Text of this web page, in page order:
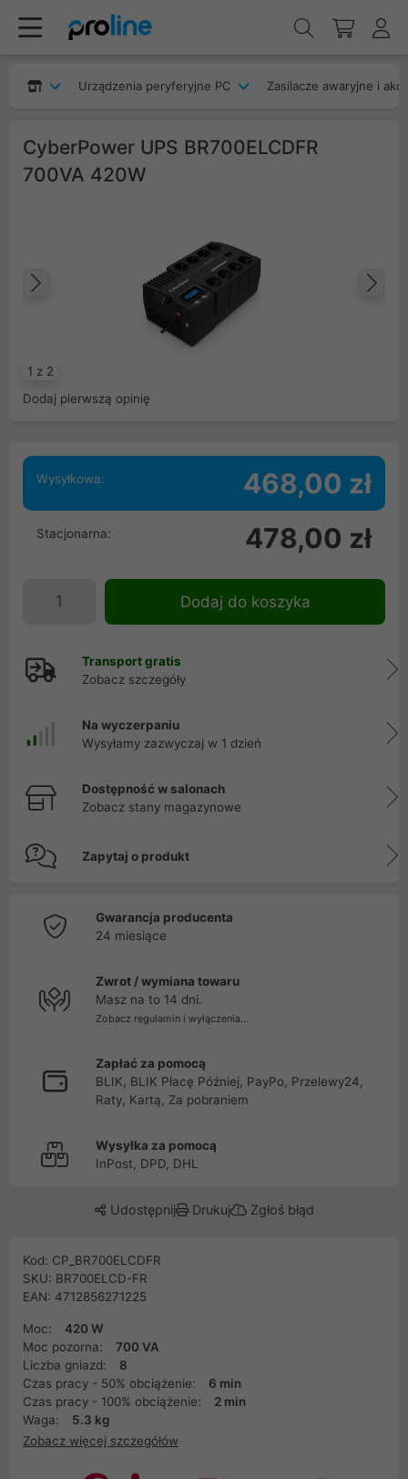
Urządzenia peryferyjne PC Zasilacze awaryjne i
CyberPower UPS BR700ELCDFR
700VA 420W
1 z 2
Poprzedni
Dodaj pierwszą opinię
Wysyłkowa: 468,00 zł
Stacjonarna: 478,00 zł
Dodaj do koszyka
Transport gratis
Zobacz szczegóły
Na wyczerpaniu
Wysyłamy zazwyczaj w 1 dzień
Dostępność w salonach
Zobacz stany magazynowe
Zapytaj o produkt
Gwarancja producenta
24 miesiące
Zwrot / wymiana towaru
Masz na to 14 dni.
Zobacz regulamin i wyłączenia...
Zapłać za pomocą
BLIK, BLIK Płacę Później, PayPo, Przelewy24,
Raty, Kartą, Za pobraniem
Wysyłka za pomocą
InPost, DPD, DHL
Udostępnij Drukuj Zgłoś błąd
Kod: CP_BR700ELCDFR
SKU: BR700ELCD-FR
EAN: 4712856271225
Moc:
420 W
Moc pozorna:
700 VA
Liczba gniazd:
8
Czas pracy - 50% obciążenie:
6 min
Czas pracy - 100% obciążenie:
2 min
Waga:
5.3 kg
Zobacz więcej szczegółów